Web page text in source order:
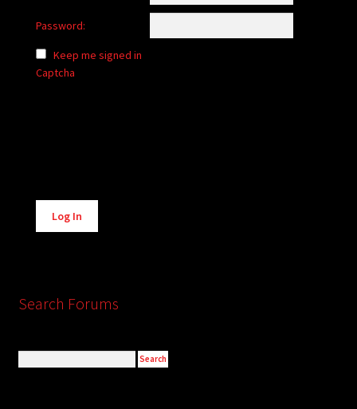
Password:
Keep me signed in
Captcha
Alternative:
Log In
Search Forums